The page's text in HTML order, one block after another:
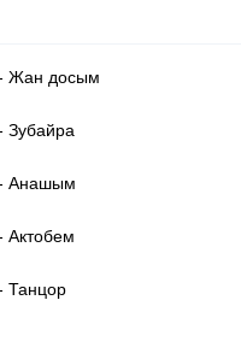
Жан досым
Зубайра
Анашым
Актобем
Танцор